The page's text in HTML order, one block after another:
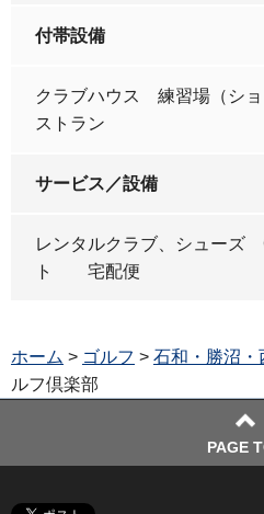
付帯設備
クラブハウス 練習場（シ
ストラン
サービス／設備
レンタルクラブ、シューズ
ト 宅配便
ホーム > ゴルフ > 石和・勝沼・
ルフ倶楽部
PAGE